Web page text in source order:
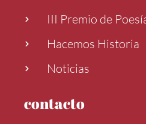
III Premio de
Hacemos Historia
Noticias
contacto